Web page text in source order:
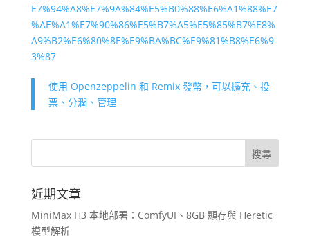
E7%94%A8%E7%9A%84%E5%B0%88%E6%A1%88%E7
%AE%A1%E7%90%86%E5%B7%A5%E5%85%B7%E8%
A9%B2%E6%80%8E%E9%BA%BC%E9%81%B8%E6%9
3%87
使用 Openzeppelin 和 Remix 發幣，可以擴充、投
票、分潤、管理
近期文章
MiniMax H3 本地部署：ComfyUI、8GB 顯存與 Heretic
模型解析